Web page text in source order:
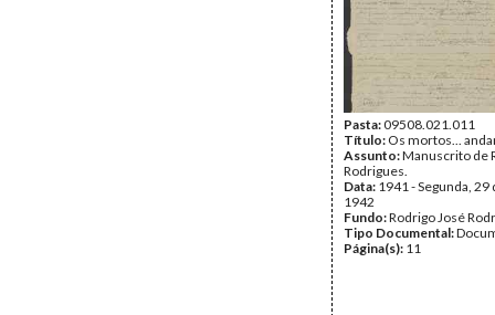
Pasta:09508.021.011
Título: Os mortos...
Assunto:Manuscrito de
Rodrigues.
Data: 1941 - Segunda, 29
1942
Fundo:Rodrigo José
Tipo Documental:
Página(s): 11